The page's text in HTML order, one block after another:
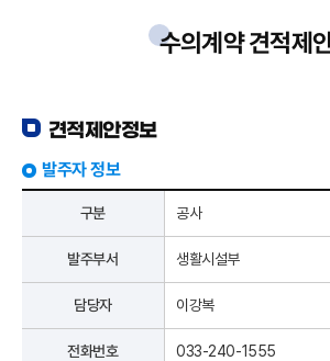
수의계약 견적제
견적제안정보
발주자 정보
구분 공사
발주부서 생활시설부
담당자 이강복
전화번호 033-240-1555